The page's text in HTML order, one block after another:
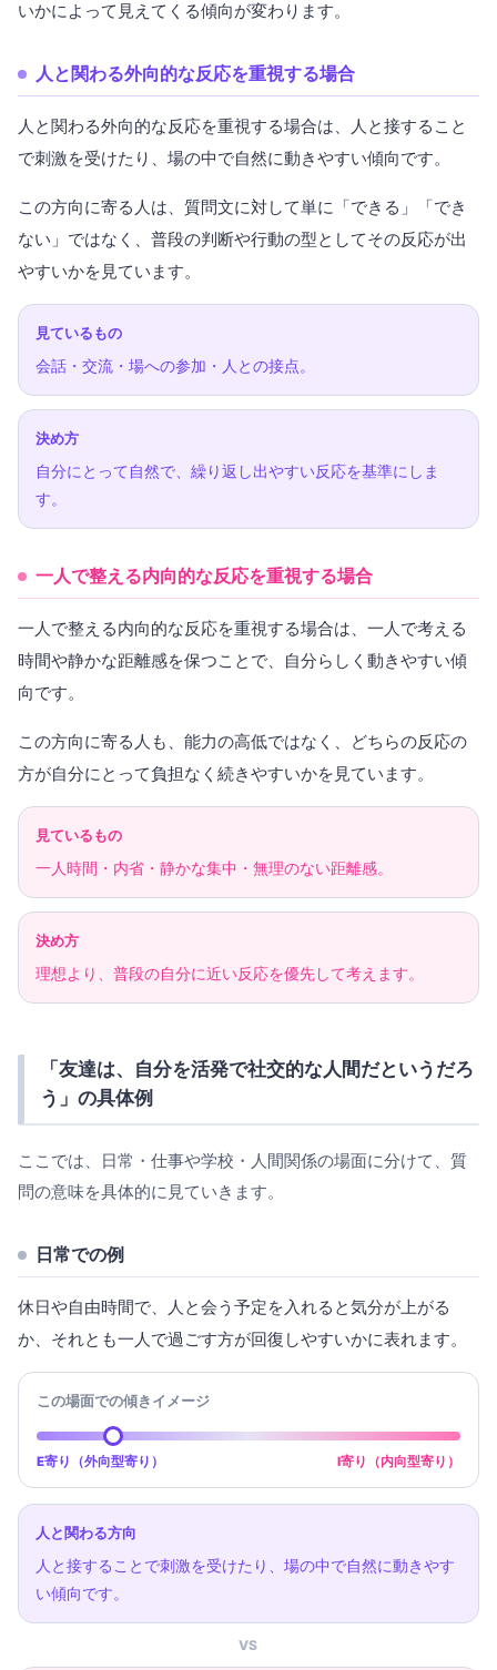
いかによって見えてくる傾向が変わります。
人と関わる外向的な反応を重視する場合
人と関わる外向的な反応を重視する場合は、人と接すること
で刺激を受けたり、場の中で自然に動きやすい傾向です。
この方向に寄る人は、質問文に対して単に「できる」「でき
ない」ではなく、普段の判断や行動の型としてその反応が出
やすいかを見ています。
見ているもの
会話・交流・場への参加・人との接点。
決め方
自分にとって自然で、繰り返し出やすい反応を基準にしま
す。
一人で整える内向的な反応を重視する場合
一人で整える内向的な反応を重視する場合は、一人で考える
時間や静かな距離感を保つことで、自分らしく動きやすい傾
向です。
この方向に寄る人も、能力の高低ではなく、どちらの反応の
方が自分にとって負担なく続きやすいかを見ています。
見ているもの
一人時間・内省・静かな集中・無理のない距離感。
決め方
理想より、普段の自分に近い反応を優先して考えます。
「友達は、自分を活発で社交的な人間だというだろ
う」の具体例
ここでは、日常・仕事や学校・人間関係の場面に分けて、質
問の意味を具体的に見ていきます。
日常での例
休日や自由時間で、人と会う予定を入れると気分が上がる
か、それとも一人で過ごす方が回復しやすいかに表れます。
この場面での傾きイメージ
E寄り（外向型寄り） I寄り（内向型寄り）
人と関わる方向
人と接することで刺激を受けたり、場の中で自然に動きやす
い傾向です。
VS